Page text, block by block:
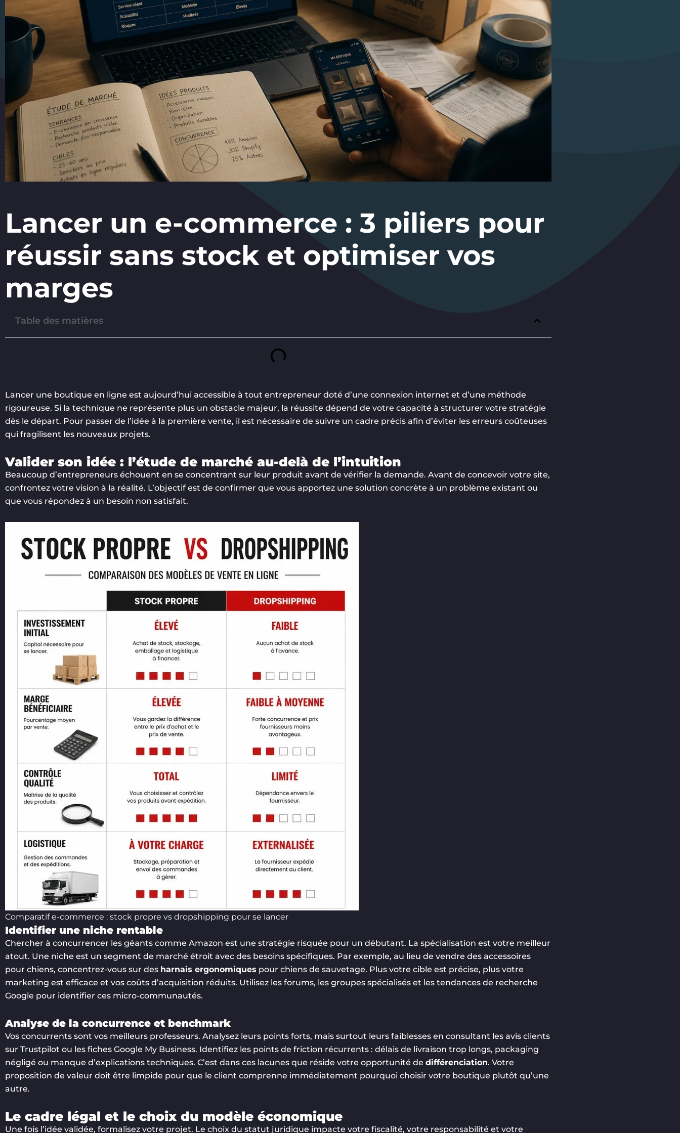
Lancer un e-commerce : 3 piliers pour
réussir sans stock et optimiser vos
marges
Table des matières
Lancer une boutique en ligne est aujourd’hui accessible à tout entrepreneur doté d’une connexion internet et d’une méthode
rigoureuse. Si la technique ne représente plus un obstacle majeur, la réussite dépend de votre capacité à structurer votre stratégie
dès le départ. Pour passer de l’idée à la première vente, il est nécessaire de suivre un cadre précis afin d’éviter les erreurs coûteuses
qui fragilisent les nouveaux projets.
Valider son idée : l’étude de marché au-delà de l’intuition
Beaucoup d’entrepreneurs échouent en se concentrant sur leur produit avant de vérifier la demande. Avant de concevoir votre site,
confrontez votre vision à la réalité. L’objectif est de confirmer que vous apportez une solution concrète à un problème existant ou
que vous répondez à un besoin non satisfait.
Comparatif e-commerce : stock propre vs dropshipping pour se lancer
Identifier une niche rentable
Chercher à concurrencer les géants comme Amazon est une stratégie risquée pour un débutant. La spécialisation est votre meilleur
atout. Une niche est un segment de marché étroit avec des besoins spécifiques. Par exemple, au lieu de vendre des accessoires
pour chiens, concentrez-vous sur des harnais ergonomiques pour chiens de sauvetage. Plus votre cible est précise, plus votre
marketing est efficace et vos coûts d’acquisition réduits. Utilisez les forums, les groupes spécialisés et les tendances de recherche
Google pour identifier ces micro-communautés.
Analyse de la concurrence et benchmark
Vos concurrents sont vos meilleurs professeurs. Analysez leurs points forts, mais surtout leurs faiblesses en consultant les avis clients
sur Trustpilot ou les fiches Google My Business. Identifiez les points de friction récurrents : délais de livraison trop longs, packaging
négligé ou manque d’explications techniques. C’est dans ces lacunes que réside votre opportunité de différenciation. Votre
proposition de valeur doit être limpide pour que le client comprenne immédiatement pourquoi choisir votre boutique plutôt qu’une
autre.
Le cadre légal et le choix du modèle économique
Une fois l’idée validée, formalisez votre projet. Le choix du statut juridique impacte votre fiscalité, votre responsabilité et votre